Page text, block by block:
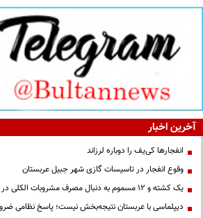
آخرین اخبار
انفجارها کی‌یف را دوباره لرزاند
وقوع انفجار در تاسیسات گازی شهر جبیل عربستان
یک کشته و ۱۲ مسموم به دنبال مصرف مشروبات الکلی در نیشابور
دیپلماسی با عربستان نتیجه‌بخش نیست؛ پاسخ نظامی